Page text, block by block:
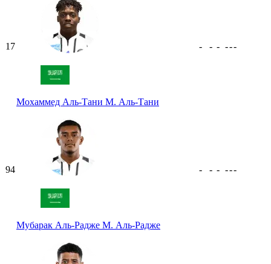
17
Мохаммед Аль-Тани М. Аль-Тани
- - - ---
94
Мубарак Аль-Радже М. Аль-Радже
- - - ---